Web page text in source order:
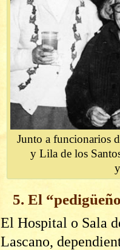
Junto a funcionarios
y Lila de los
5. El
El Hospital o Sala
Lascano,